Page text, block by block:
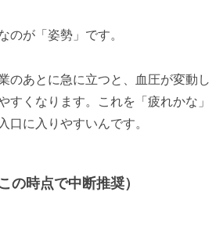
のが「姿勢」です。
のあとに急に立つと、血圧が変動し
すくなります。これを「疲れかな」
口に入りやすいんです。
の時点で中断推奨）